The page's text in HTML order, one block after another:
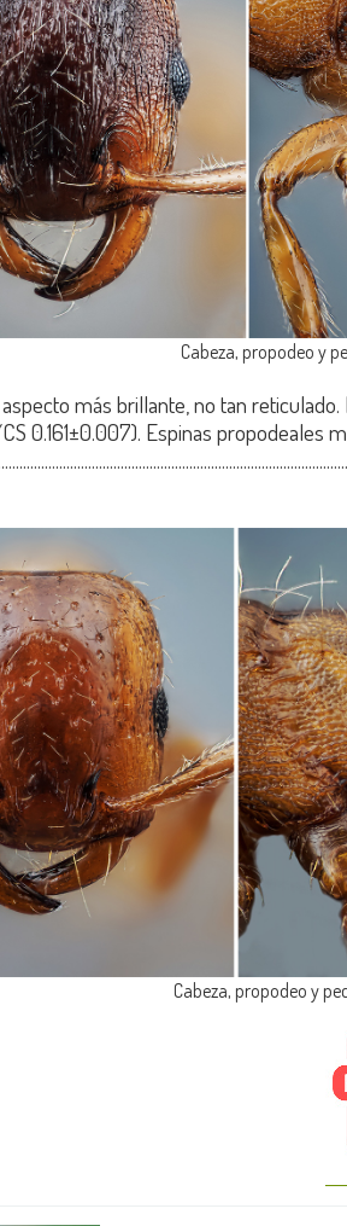
Cabeza, propodeo y
más brillante, no tan
0.161±0.007). Espinas propodeales
Cabeza, propodeo y